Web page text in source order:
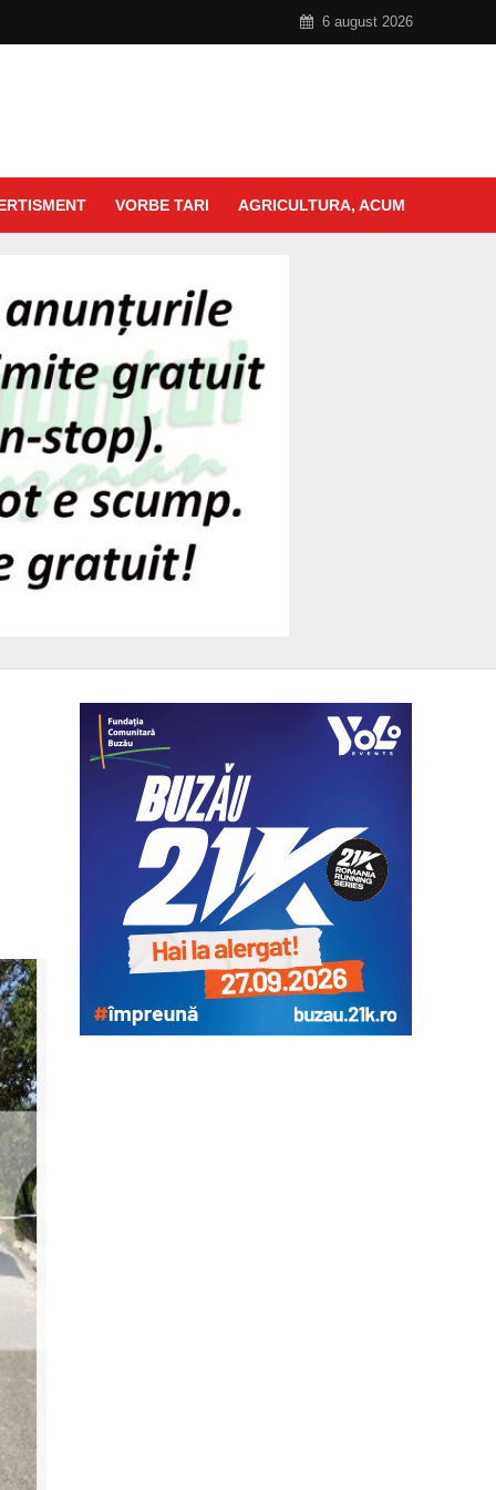
6 august 2026
VORBE TARI AGRICULTURA, ACUM